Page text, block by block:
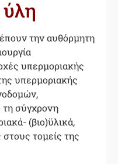
την αυθόρμητη
υπερμοριακής
υπερμοριακής
σύγχρονη
(βιο)ϋλικά,
τομείς της